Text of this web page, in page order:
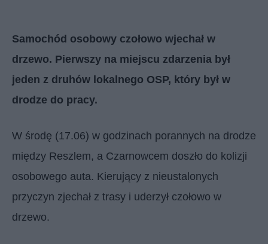
Samochód osobowy czołowo wjechał w
drzewo. Pierwszy na miejscu zdarzenia był
jeden z druhów lokalnego OSP, który był w
drodze do pracy.
W środę (17.06) w godzinach porannych na drodze
między Reszlem, a Czarnowcem doszło do kolizji
osobowego auta. Kierujący z nieustalonych
przyczyn zjechał z trasy i uderzył czołowo w
drzewo.